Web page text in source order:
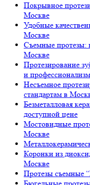
Покрывное
Москве
Удобные
Москве
Съемные протезы:
Москве
Протезирование
и профессионализм
Несъемное
стандартам в
Безметалловая
доступной цене
Мостовидные
Москве
Коронки из
Москве
Протезы съемные